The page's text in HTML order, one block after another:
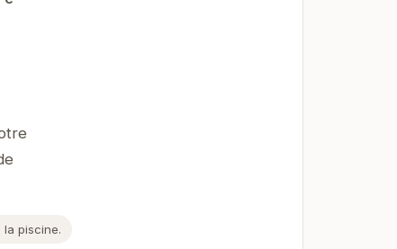
piscine.